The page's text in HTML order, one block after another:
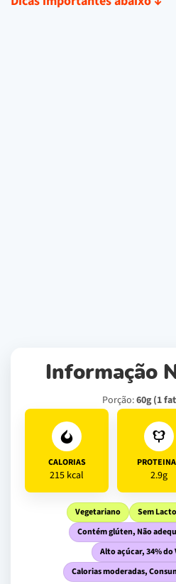
Informação
Porção:60g (1
CALORIAS
215 kcal 2.9g
Vegetariano Sem
Contém glúten, Não
Alto açúcar, 34% do
Calorias moderadas,